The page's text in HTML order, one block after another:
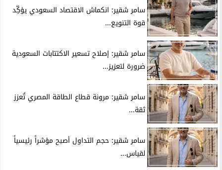
سامر شقير: انكماش الاقتصاد السعودي يؤكِّد
قوة التنويع...
سامر شقير: إصلاح تسعير الاكتتابات السعودية
ضرورة لتعزيز...
سامر شقير: مرونة قطاع الطاقة المصري تُعزز
ثقة...
سامر شقير: حجم التداول أصبح مؤشراً رئيسياً
لقياس...